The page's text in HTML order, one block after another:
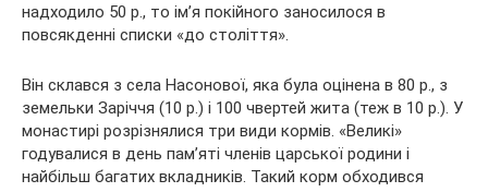
надходило 50 р., то ім’я покійного заносилося в
повсякденні списки «до століття».
Він склався з села Насонової, яка була оцінена в 80 р., з
земельки Заріччя (10 р.) і 100 чвертей жита (теж в 10 р.). У
монастирі розрізнялися три види кормів. «Великі»
годувалися в день пам’яті членів царської родини і
найбільш багатих вкладників. Такий корм обходився